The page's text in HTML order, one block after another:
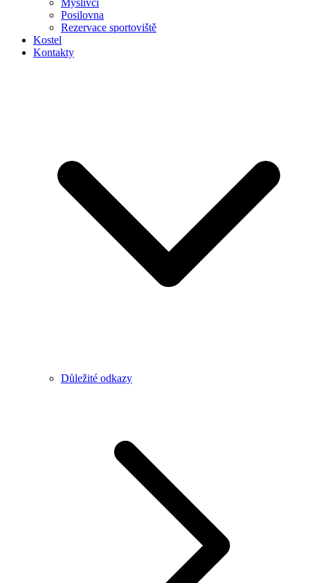
Myslivci
Posilovna
Rezervace sportoviště
Kostel
Kontakty
Důležité odkazy